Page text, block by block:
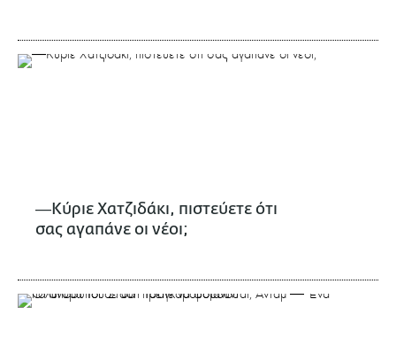
―Κύριε Χατζιδάκι, πιστεύετε ότι
σας αγαπάνε οι νέοι;